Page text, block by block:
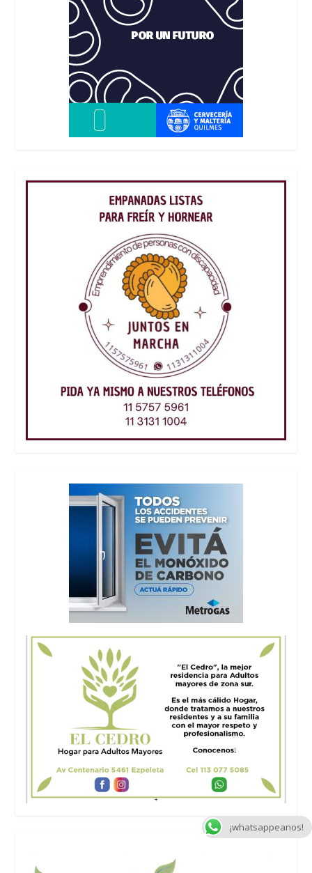
¡whatsappeanos!